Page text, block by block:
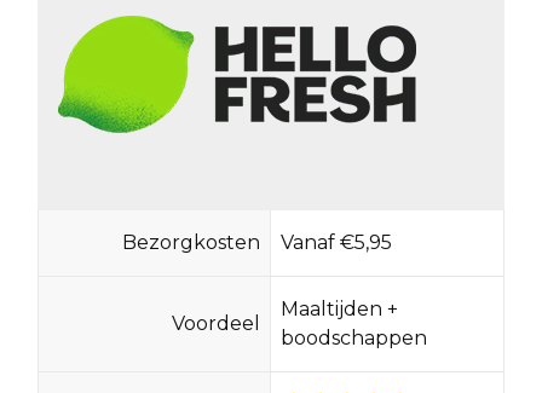
Bezorgkosten Vanaf €5,95
Voordeel
Maaltijden +
boodschappen